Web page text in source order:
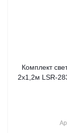
Комплект
2х1,2м LSR-